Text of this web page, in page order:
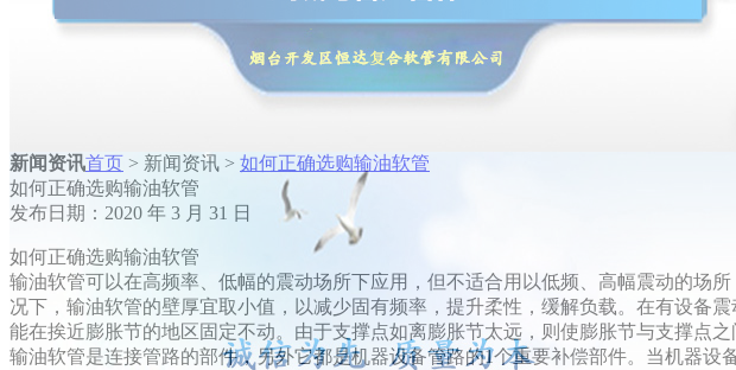
新闻资讯首页 > 新闻资讯 > 如何正确选购输油软管
如何正确选购输油软管
发布日期：2020 年 3 月 31 日
如何正确选购输油软管
输油软管可以在高频率、低幅的震动场所下应用，但不适合用以低频、高幅震动的场
况下，输油软管的壁厚宜取小值，以减少固有频率，提升柔性，缓解负载。在有设备
能在挨近膨胀节的地区固定不动。由于支撑点如离膨胀节太远，则使膨胀节与支撑点
输油软管是连接管路的部件，另外它都是机器设备管路的1个重要补偿部件。当机器